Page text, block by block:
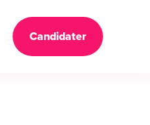
Candidater